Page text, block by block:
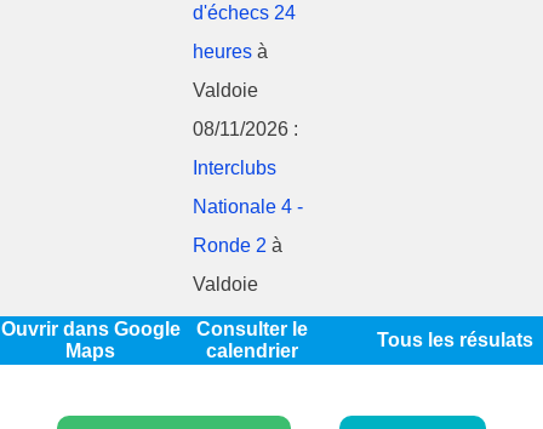
d'échecs 24
heures à
Valdoie
08/11/2026 :
Interclubs
Nationale 4 -
Ronde 2 à
Valdoie
Ouvrir dans Google
Maps
Consulter le
calendrier
Tous les résulats